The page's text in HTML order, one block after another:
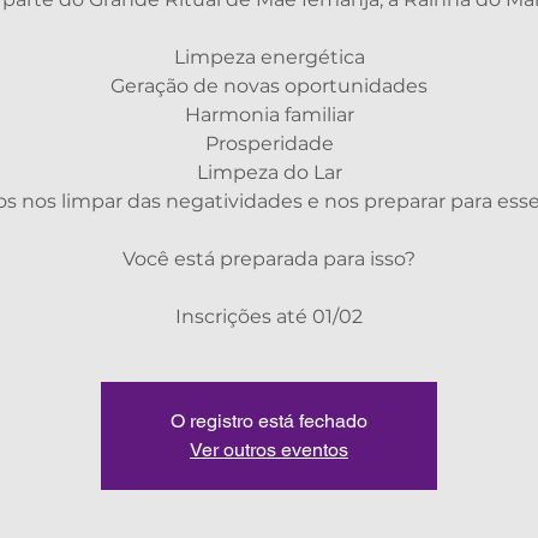
Limpeza energética
Geração de novas oportunidades
Harmonia familiar
Prosperidade
Limpeza do Lar
nos limpar das negatividades e nos preparar para
Você está preparada para isso?
Inscrições até 01/02
O registro está fechado
Ver outros eventos